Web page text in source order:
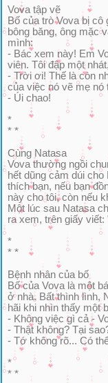
Vova tập vẽ
Bố của trò Vova bị
bông băng, ông mặc
mình:
- Bác xem này! Em
viên. Tôi đập một
- Trời ơi! Thế là còn
của việc nó vẽ mẹ nó
- Úi chao!
*
* *
Cùng Natasa
Vova thường ngồi
hết dũng cảm dúi
thích bạn, nếu bạn
này cho tôi, còn nếu
Một lúc sau Natasa
ra xem, trên giấy
*
* *
Bệnh nhân của bố
Bố của Vova là một
ở nhà. Bất thình lình,
hãi khi nhìn thấy một
- Không việc gì cả -
- Thật không? Tại
- Tớ không rõ... Có
*
* *